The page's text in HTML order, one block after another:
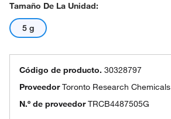
Tamaño De La Unidad:
5 g
Código de producto. 30328797
ProveedorToronto Research Chemicals
N.º de proveedor TRCB4487505G